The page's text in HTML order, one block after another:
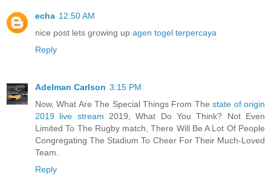
echa 12:50 AM
nice post lets growing up agen togel terpercaya
Reply
Adelman Carlson 3:15 PM
Now, What Are The Special Things From Thestate of origin
2019 live stream 2019, What Do You Think? Not Even
Limited To The Rugby match, There Will Be A Lot Of People
Congregating The Stadium To Cheer For Their Much-Loved
Team.
Reply